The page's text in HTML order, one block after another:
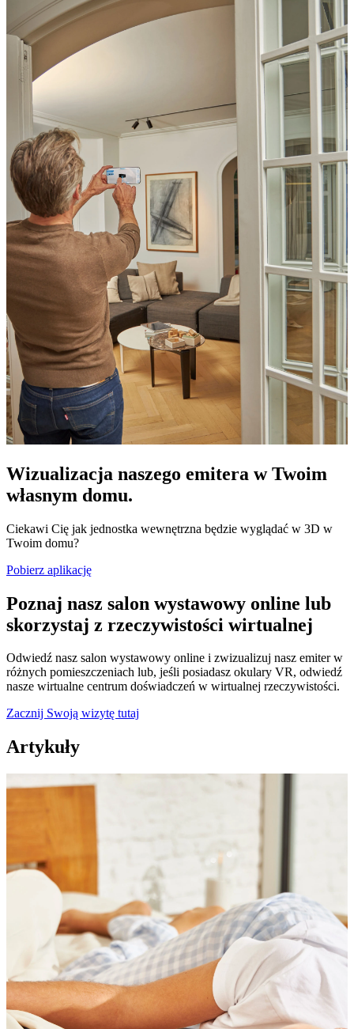
Wizualizacja naszego emitera w Twoim
własnym domu.
Ciekawi Cię jak jednostka wewnętrzna będzie wyglądać w 3D w
Twoim domu?
Pobierz aplikację
Poznaj nasz salon wystawowy online lub
skorzystaj z rzeczywistości wirtualnej
Odwiedź nasz salon wystawowy online i zwizualizuj nasz emiter w
różnych pomieszczeniach lub, jeśli posiadasz okulary VR, odwiedź
nasze wirtualne centrum doświadczeń w wirtualnej rzeczywistości.
Zacznij Swoją wizytę tutaj
Artykuły